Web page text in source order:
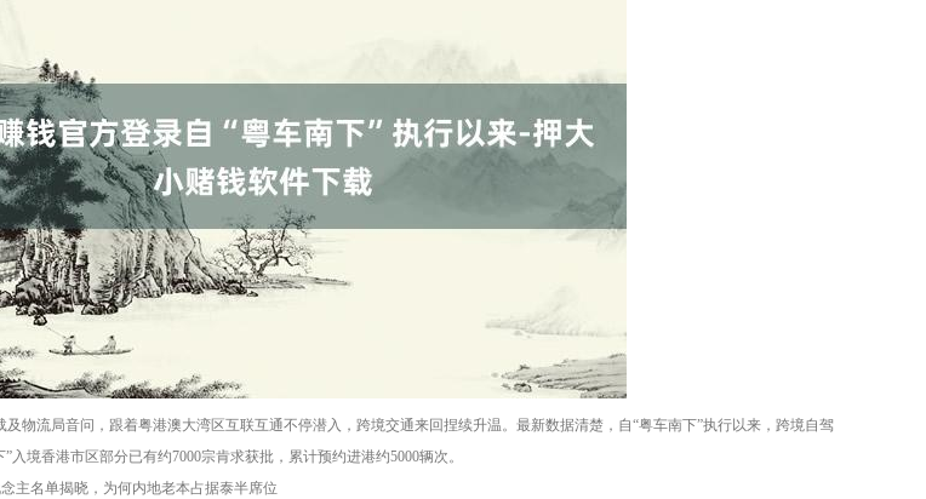
物流局音问，跟着粤港澳大湾区互联互通不停潜入，跨境交通来回捏续升温。最新数据清楚，自“粤车南下”执行以来，跨境自驾
入境香港市区部分已有约7000宗肯求获批，累计预约进港约5000辆次。
主名单揭晓，为何内地老本占据泰半席位